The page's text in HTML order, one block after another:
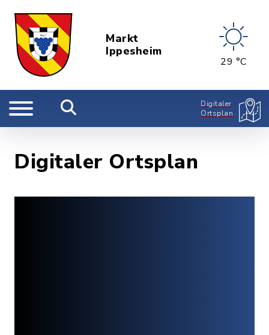
Markt
Ippesheim
29 °C
Digitaler
Ortsplan
Digitaler Ortsplan